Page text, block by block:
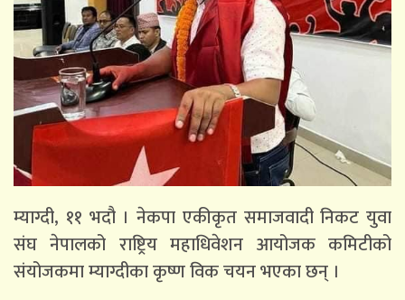
म्याग्दी, ११ भदौ । नेकपा एकीकृत समाजवादी निकट युवा
संघ नेपालको राष्ट्रिय महाधिवेशन आयोजक कमिटीको
संयोजकमा म्याग्दीका कृष्ण विक चयन भएका छन् ।